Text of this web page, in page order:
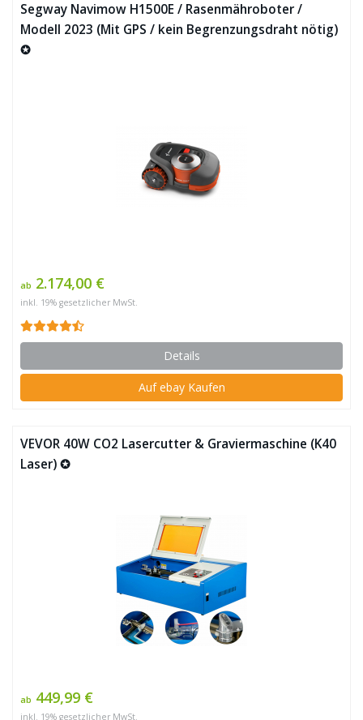
Segway Navimow H1500E / Rasenmähroboter /
Modell 2023 (Mit GPS / kein Begrenzungsdraht nötig)
✪
ab 2.174,00 €
inkl. 19% gesetzlicher MwSt.
Details
Auf ebay Kaufen
VEVOR 40W CO2 Lasercutter & Graviermaschine (K40
Laser) ✪
ab 449,99 €
inkl. 19% gesetzlicher MwSt.